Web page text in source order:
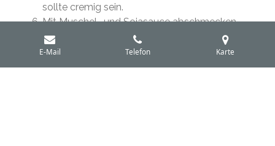
sollte cremig sein.
Mit Muschel- und Sojasauce abschmecken.
Das Gericht servieren und mit etwas
italienischen Kräutern garnieren.
E-Mail Telefon Karte